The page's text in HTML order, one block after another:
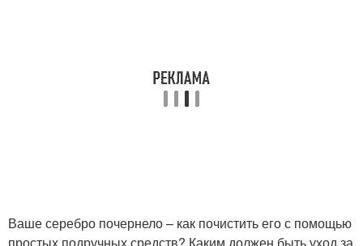
Ваше серебро почернело – как почистить его с помощью
простых подручных средств? Каким должен быть уход за